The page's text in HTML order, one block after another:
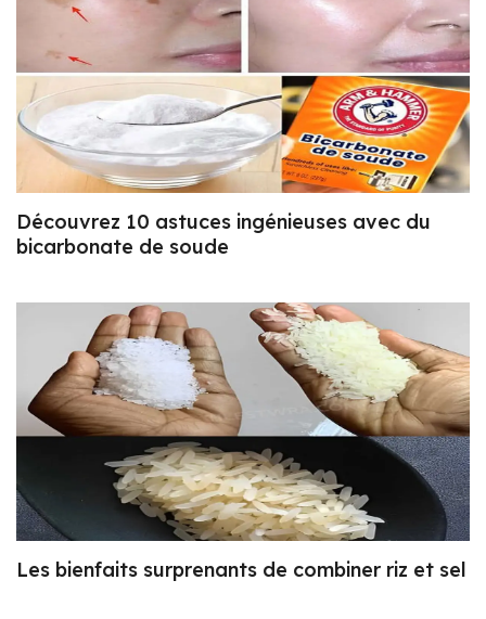
Découvrez 10 astuces ingénieuses avec du
bicarbonate de soude
Les bienfaits surprenants de combiner riz et sel